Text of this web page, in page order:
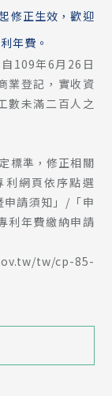
修正生效，歡迎
年費。
109年6月26日
業登記，實收資
數未滿二百人之
標準，修正相關
利網頁依序點選
申請須知」/「申
利年費繳納申請
tw/cp-85-